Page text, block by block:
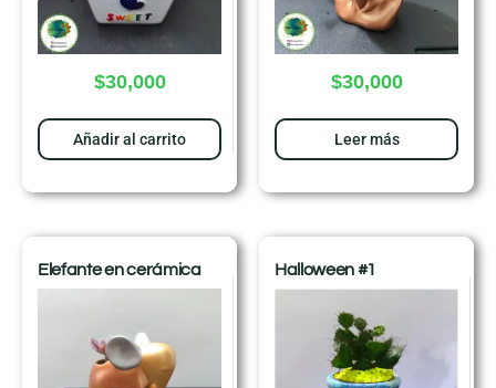
$30,000
Añadir al carrito
$30,000
Leer más
Elefante en cerámica Halloween #1